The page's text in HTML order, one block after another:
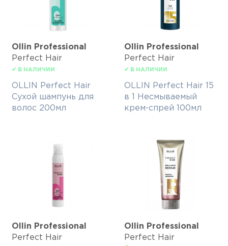
Ollin Professional
Perfect Hair
✔ В НАЛИЧИИ
OLLIN Perfect Hair
Сухой шампунь для
волос 200мл
Ollin Professional
Perfect Hair
✔ В НАЛИЧИИ
OLLIN Perfect Hair 15
в 1 Несмываемый
крем-спрей 100мл
Ollin Professional
Perfect Hair
Ollin Professional
Perfect Hair